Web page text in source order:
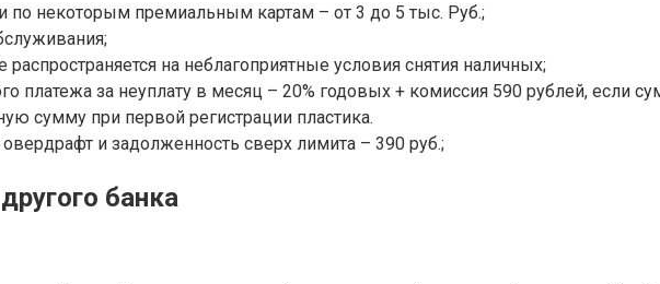
по некоторым премиальным картам – от 3 до 5 тыс. Руб.;
на неблагоприятные условия снятия наличных;
платежа за неуплату в месяц – 20% годовых + комиссия 590 рублей, если
сумму при первой регистрации пластика.
и задолженность сверх лимита – 390 руб.;
банка